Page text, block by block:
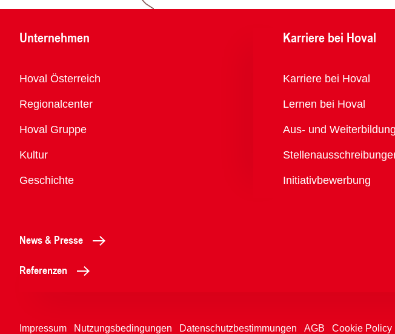
Unternehmen
Übersicht
Hoval Österreich
Regionalcenter
Hoval Gruppe
Kultur
Geschichte
Karriere bei Hoval
Übersicht
Karriere bei Hoval
Lernen bei Hoval
Aus- und Weiterbildung
Initiativbewerbung
News & Presse
Referenzen
Impressum Nutzungsbedingungen Datenschutzbestimmungen AGB Cookie Policy